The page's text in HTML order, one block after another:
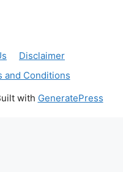
Disclaimer
and Conditions
with GeneratePress